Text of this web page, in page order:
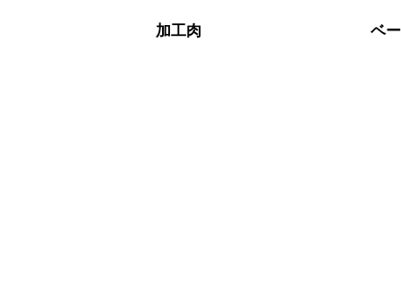
加工肉 ベ